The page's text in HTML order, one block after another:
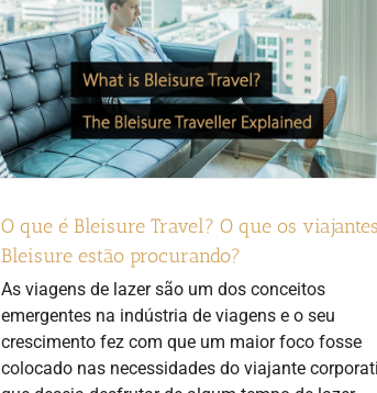
O que é Bleisure Travel? O que os
Bleisure estão procurando?
As viagens de lazer são um dos conceitos
emergentes na indústria de viagens e o seu
crescimento fez com que um maior foco fosse
colocado nas necessidades do viajante